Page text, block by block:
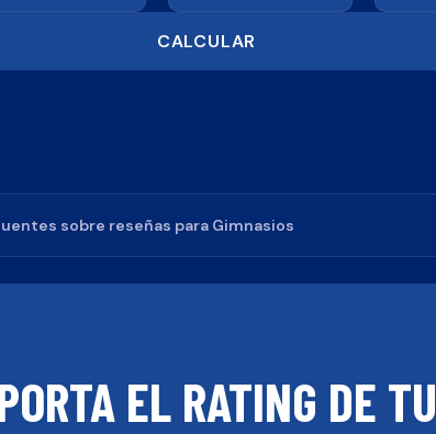
CALCULAR
sobre reseñas para Gimnasios
EL RATING DE TU